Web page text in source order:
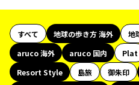
すべて 地球の歩き方 海外
地
aruco 海外
aruco 国内 Plat
Resort Style
島旅 御朱印